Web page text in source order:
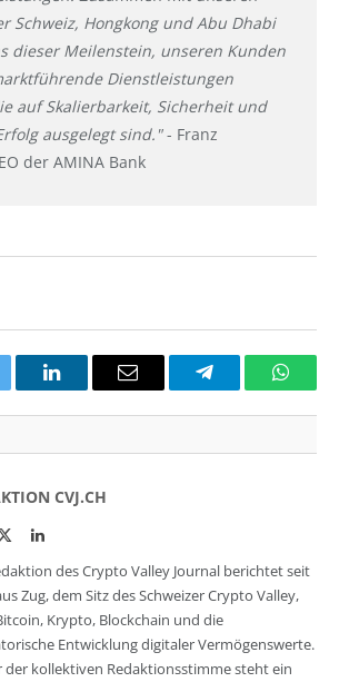
Schweiz, Hongkong und Abu Dhabi
dieser Meilenstein, unseren Kunden
Dienstleistungen
auf Skalierbarkeit, Sicherheit und
ausgelegt sind."- Franz
der AMINA Bank
LinkedInEmail Telegram
CVJ.CH
TwitterLinkedIn
des Crypto Valley Journal berichtet seit
Zug, dem Sitz des Schweizer Crypto Valley,
Krypto, Blockchain und die
Entwicklung digitaler Vermögenswerte.
der kollektiven Redaktionsstimme steht ein